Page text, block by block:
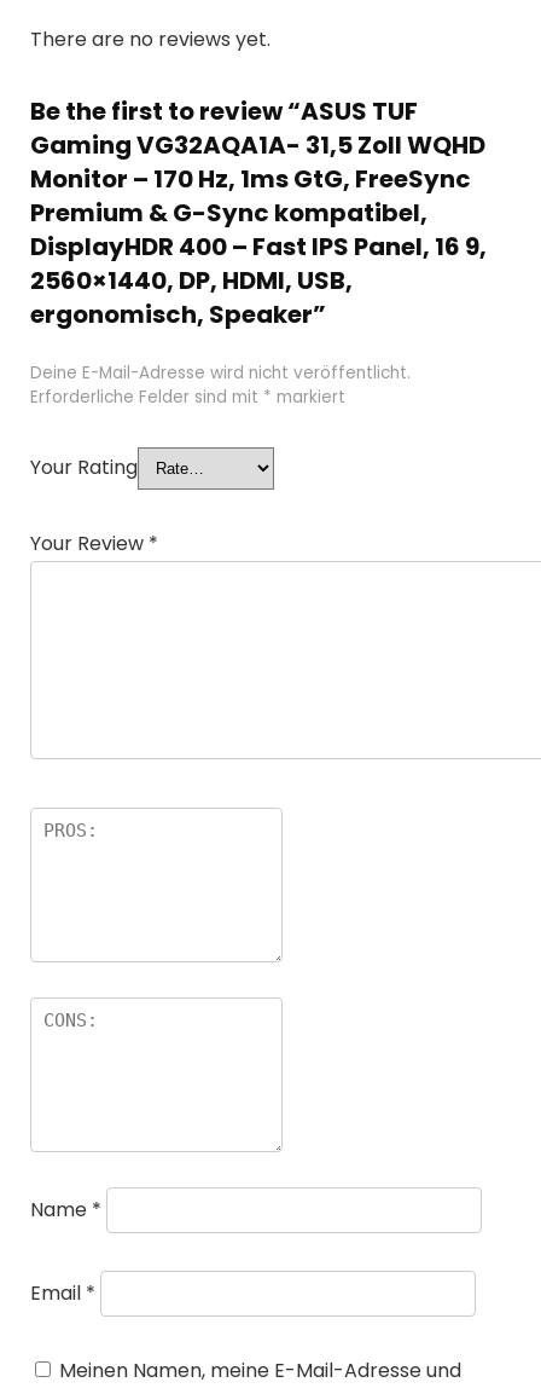
There are no reviews yet.
Be the first to review “ASUS TUF
Gaming VG32AQA1A- 31,5 Zoll WQHD
Monitor – 170 Hz, 1ms GtG, FreeSync
Premium & G-Sync kompatibel,
DisplayHDR 400 – Fast IPS Panel, 16 9,
2560×1440, DP, HDMI, USB,
ergonomisch, Speaker”
Deine E-Mail-Adresse wird nicht veröffentlicht.
Erforderliche Felder sind mit * markiert
Your Rating
Your Review *
Name *
Email *
Meinen Namen, meine E-Mail-Adresse und